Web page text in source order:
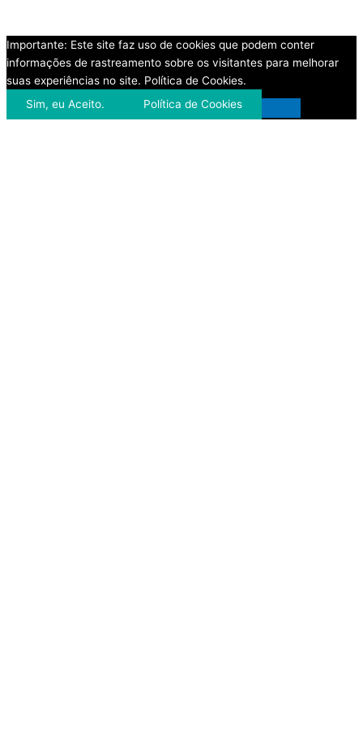
Importante: Este site faz uso de cookies que podem conter
informações de rastreamento sobre os visitantes para melhorar
suas experiências no site. Política de Cookies.
Sim, eu Aceito.
Política de Cookies